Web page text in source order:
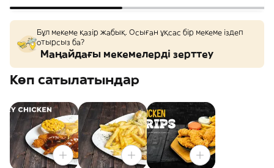
Бұл мекеме қазір жабық. Осыған ұқсас бір мекеме іздеп
отырсыз ба?
Маңайдағы мекемелерді зерттеу
Көп сатылатындар